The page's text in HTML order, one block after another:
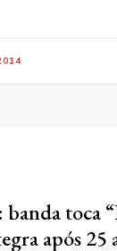
banda toca
após 25